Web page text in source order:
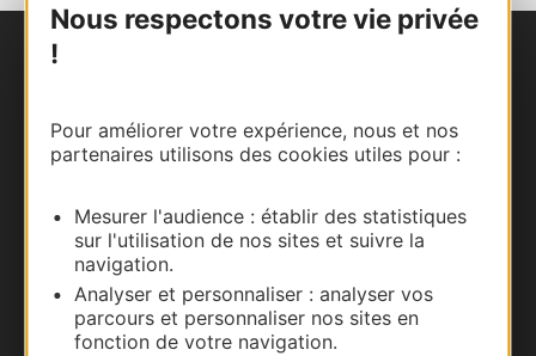
Nous respectons votre vie privée
!
Pour améliorer votre expérience, nous et nos
partenaires utilisons des cookies utiles pour :
Mesurer l'audience : établir des statistiques
sur l'utilisation de nos sites et suivre la
navigation.
Analyser et personnaliser : analyser vos
parcours et personnaliser nos sites en
fonction de votre navigation.
Carte interactive